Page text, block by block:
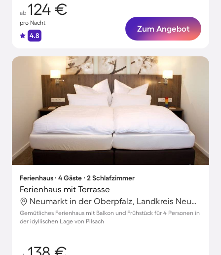
ab 124 €
pro Nacht
4.8
Zum Angebot
Ferienhaus ∙ 4 Gäste ∙ 2 Schlafzimmer
Ferienhaus mit Terrasse
Neumarkt in der Oberpfalz, Landkreis Neumarkt in der Oberpfalz, Deutschland
Gemütliches Ferienhaus mit Balkon und Frühstück für 4 Personen in
der idyllischen Lage von Pilsach